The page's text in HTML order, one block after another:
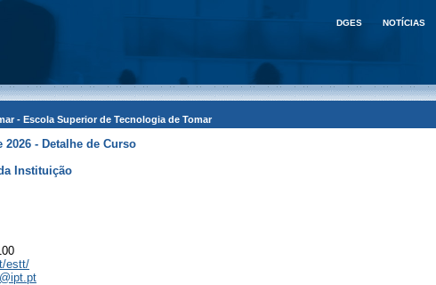
DGES NOTÍCIAS
- Escola Superior de Tecnologia de Tomar
- Detalhe de Curso
Instituição
estt/